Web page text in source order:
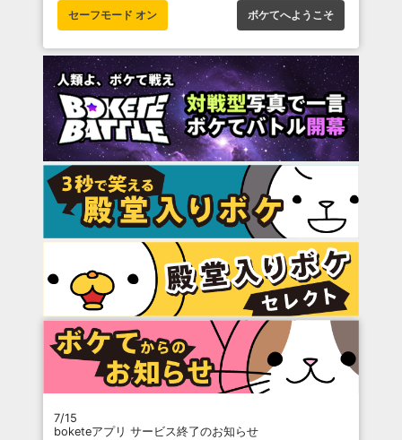
セーフモード オン ボケてへようこそ
7/15
boketeアプリ サービス終了のお知らせ